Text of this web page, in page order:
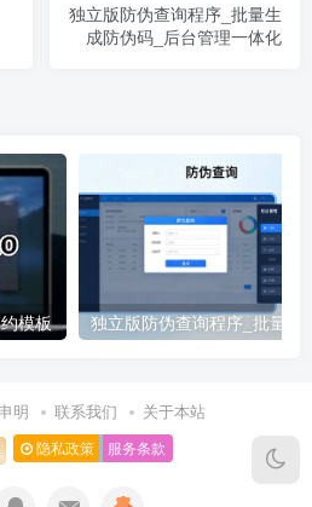
独立版防伪查询程序_批量生
成防伪码_后台管理一体化
模板
明 联系我们 关于本站
隐私政策 服务条款